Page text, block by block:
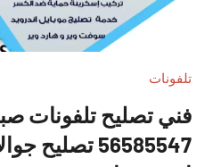
تلفونات
فني تصليح تلفونات
56585547